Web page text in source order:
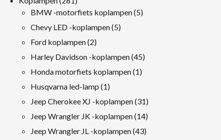
producten
BMW -motorfiets koplampen 55
Chevy LED -koplampen 55
Ford koplampen 22
producten
Harley Davidson -koplampen 4545
Honda motorfiets koplampen 11
Husqvarna led-lamp 11
product
Jeep Cherokee XJ -koplampen 3131
producten
Jeep Wrangler JK -koplampen 1414
producten
Jeep Wrangler JL -koplampen 4343